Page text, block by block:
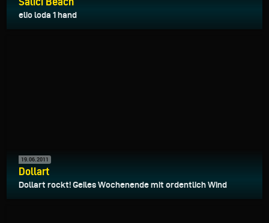
elio loda 1 hand
19.06.2011
Dollart
Dollart rockt! Geiles Wochenende mit ordentlich Wind